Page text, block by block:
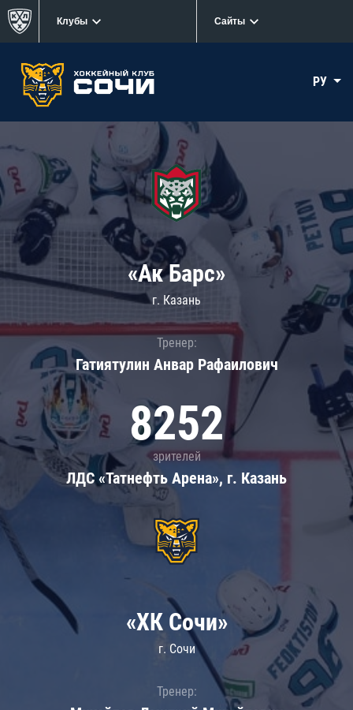
Клубы Сайты
РУ
«Ак Барс»
г. Казань
Тренер:
Гатиятулин Анвар Рафаилович
8252
зрителей
ЛДС «Татнефть Арена», г. Казань
«ХК Сочи»
г. Сочи
Тренер: